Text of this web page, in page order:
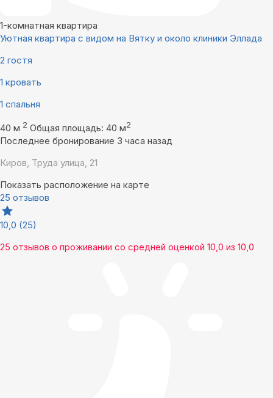
1-комнатная квартира
Уютная квартира с видом на Вятку и около клиники Эллада
2 гостя
1 кровать
1 спальня
40 м 2 Общая площадь: 40 м2
Последнее бронирование 3 часа назад
Киров, Труда улица, 21
Показать расположение на карте
25 отзывов
10,0 (25)
25 отзывов о проживании со средней оценкой 10,0 из 10,0